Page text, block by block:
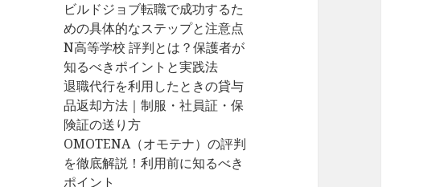
ビルドジョブ転職で成功するた
めの具体的なステップと注意点
N高等学校 評判とは？保護者が
知るべきポイントと実践法
退職代行を利用したときの貸与
品返却方法｜制服・社員証・保
険証の送り方
OMOTENA（オモテナ）の評判
を徹底解説！利用前に知るべき
ポイント